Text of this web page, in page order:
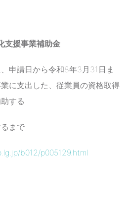
支援事業補助金
申請日から令和8年3月31日ま
に支出した、従業員の資格取得
する
まで
b012/p005129.html